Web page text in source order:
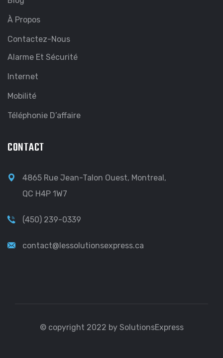
À Propos
Contactez-Nous
Alarme Et Sécurité
Internet
Mobilité
Téléphonie D’affaire
CONTACT
4865 Rue Jean-Talon Ouest, Montreal,
QC H4P 1W7
(450) 239-0339
contact@lessolutionsexpress.ca
© copyright 2022 by SolutionsExpress